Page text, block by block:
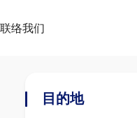
联络我们
目的地